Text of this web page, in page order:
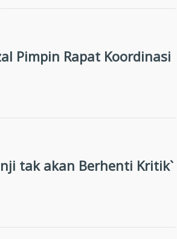
Pimpin Rapat Koordinasi
tak akan Berhenti Kritik`